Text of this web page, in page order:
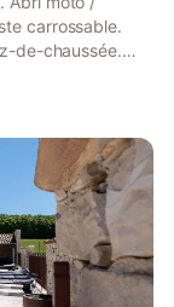
carrossable.
de-chaussée.
d'eau avec
fournis et les lits